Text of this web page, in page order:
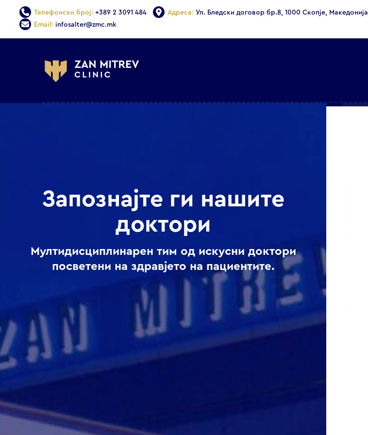
Телефонски број: +389 2 3091 484 Адреса: Ул. Бледски договор бр.8, 1000 Скопје, Македонија
Email: infosalter@zmc.mk
Запознајте ги нашите
доктори
Мултидисциплинарен тим од искусни доктори
посветени на здравјето на пациентите.